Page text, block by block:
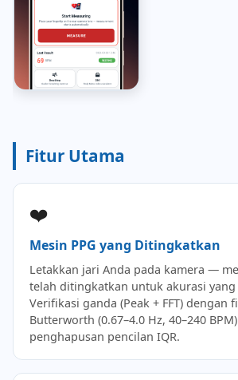
Fitur Utama
❤️
Mesin PPG yang Ditingkatkan
Letakkan jari Anda pada kamera —
telah ditingkatkan untuk akurasi
Verifikasi ganda (Peak + FFT) dengan
Butterworth (0.67–4.0 Hz, 40–240
penghapusan pencilan IQR.